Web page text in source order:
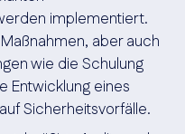
implementiert.
aber auch
wie die Schulung
Entwicklung eines
Sicherheitsvorfälle.